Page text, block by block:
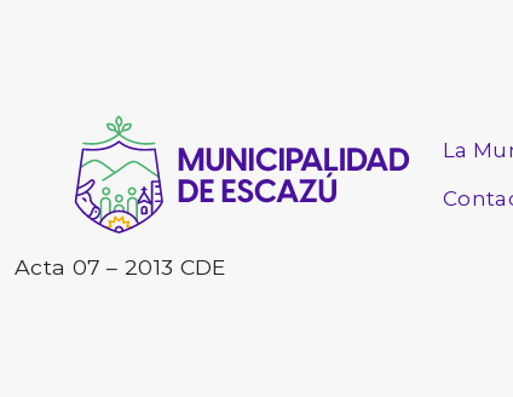
La
Acta 07 – 2013 CDE